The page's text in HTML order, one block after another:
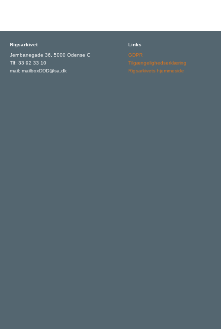
Rigsarkivet
Jernbanegade 36, 5000 Odense C
Tlf: 33 92 33 10
mail: mailboxDDD@sa.dk
Links
GDPR
Tilgængelighedserklæring
Rigsarkivets hjemmeside